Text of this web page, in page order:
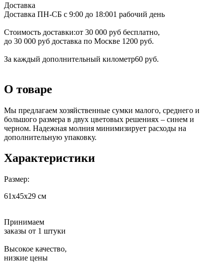
Доставка
Доставка ПН-СБ с 9:00 до 18:001 рабочий день
Стоимость доставки:от 30 000 руб бесплатно,
до 30 000 руб доставка по Москве 1200 руб.
За каждый дополнительный километр60 руб.
О товаре
Мы предлагаем хозяйственные сумки малого, среднего и
большого размера в двух цветовых решениях – синем и
черном. Надежная молния минимизирует расходы на
дополнительную упаковку.
Характеристики
Размер:
61x45x29 см
Принимаем
заказы от 1 штуки
Высокое качество,
низкие цены